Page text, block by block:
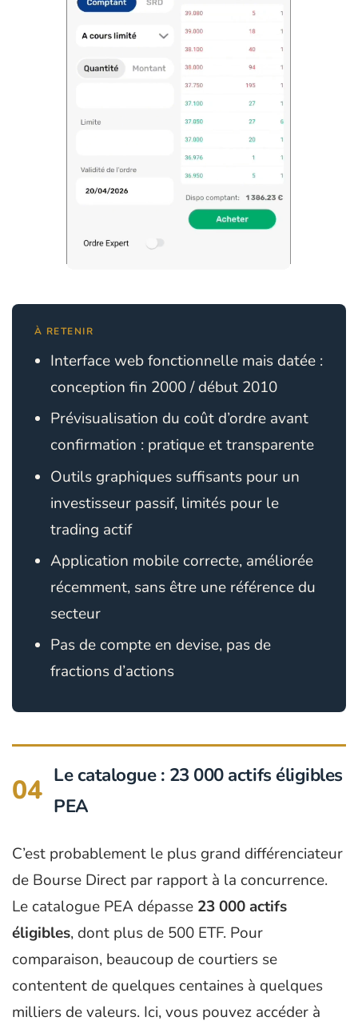
À RETENIR
Interface web fonctionnelle mais datée :
conception fin 2000 / début 2010
Prévisualisation du coût d’ordre avant
confirmation : pratique et transparente
Outils graphiques suffisants pour un
investisseur passif, limités pour le
trading actif
Application mobile correcte, améliorée
récemment, sans être une référence du
secteur
Pas de compte en devise, pas de
fractions d’actions
04 Le catalogue : 23 000 actifs éligibles
PEA
C’est probablement le plus grand différenciateur
de Bourse Direct par rapport à la concurrence.
Le catalogue PEA dépasse 23 000 actifs
éligibles, dont plus de 500 ETF. Pour
comparaison, beaucoup de courtiers se
contentent de quelques centaines à quelques
milliers de valeurs. Ici, vous pouvez accéder à